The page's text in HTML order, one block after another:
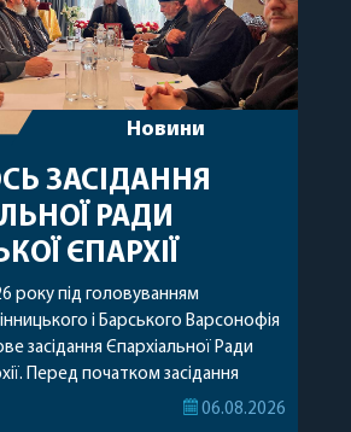
Новини
ЗАСІДАННЯ
РАДИ
ЄПАРХІЇ
року під головуванням
і Барського Варсонофія
засідання Єпархіальної Ради
Перед початком засідання
Ради від імені членів Ради
06.08.2026